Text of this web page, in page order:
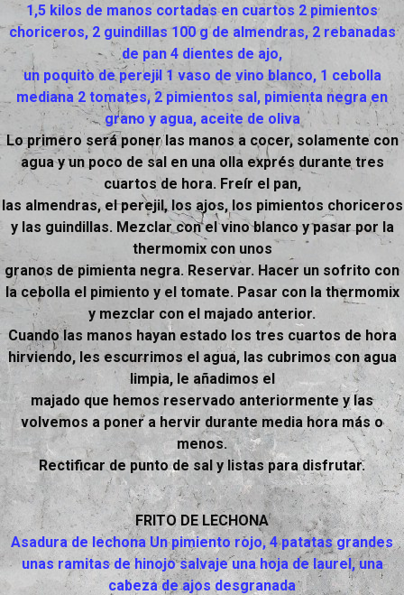
1,5 kilos de manos cortadas en cuartos 2 pimientos
choriceros, 2 guindillas 100 g de almendras, 2 rebanadas
de pan 4 dientes de ajo,
un poquito de perejil 1 vaso de vino blanco, 1 cebolla
mediana 2 tomates, 2 pimientos sal, pimienta negra en
grano y agua, aceite de oliva
Lo primero será poner las manos a cocer, solamente con
agua y un poco de sal en una olla exprés durante tres
cuartos de hora. Freír el pan,
las almendras, el perejil, los ajos, los pimientos choriceros
y las guindillas. Mezclar con el vino blanco y pasar por la
thermomix con unos
granos de pimienta negra. Reservar. Hacer un sofrito con
la cebolla el pimiento y el tomate. Pasar con la thermomix
y mezclar con el majado anterior.
Cuando las manos hayan estado los tres cuartos de hora
hirviendo, les escurrimos el agua, las cubrimos con agua
limpia, le añadimos el
majado que hemos reservado anteriormente y las
volvemos a poner a hervir durante media hora más o
menos.
Rectificar de punto de sal y listas para disfrutar.
FRITO DE LECHONA
Asadura de lechona Un pimiento rojo, 4 patatas grandes
unas ramitas de hinojo salvaje una hoja de laurel, una
cabeza de ajos desgranada